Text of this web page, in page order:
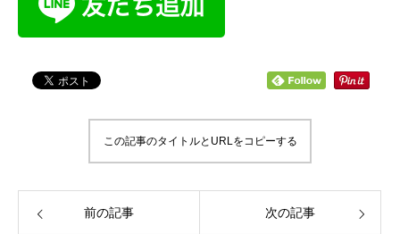
この記事のタイトルとURLをコピーする
前の記事 次の記事